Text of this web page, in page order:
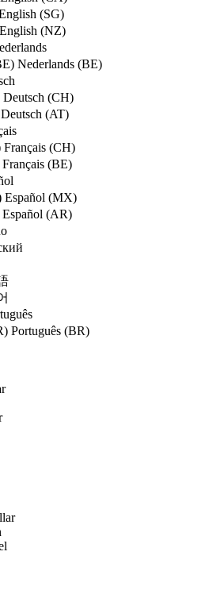
(SG)
English (NZ)
Nederlands (BE)
Deutsch (CH)
Deutsch (AT)
Français (CH)
Français (BE)
Español (MX)
Español (AR)
Português (BR)